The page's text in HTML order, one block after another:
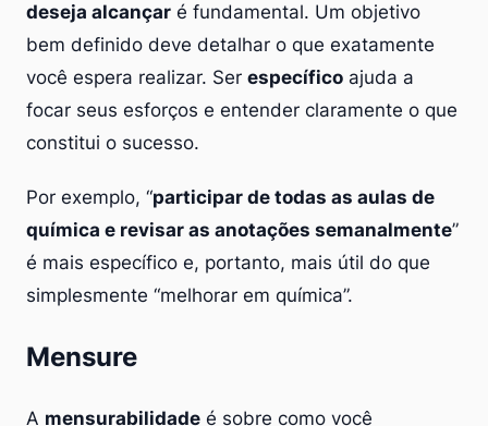
deseja alcançar é fundamental. Um objetivo
bem definido deve detalhar o que exatamente
você espera realizar. Ser específico ajuda a
focar seus esforços e entender claramente o que
constitui o sucesso.
Por exemplo, “participar de todas as aulas de
química e revisar as anotações semanalmente”
é mais específico e, portanto, mais útil do que
simplesmente “melhorar em química”.
Mensure
A mensurabilidade é sobre como você